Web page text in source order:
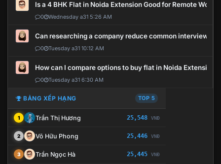
Is a 4 BHK Flat in Noida Extension Good for Remote Work?
0 Wednesday a31 5:26 AM
Can researching a company reduce common interview
0 Tuesday a31 10:12 AM
How can I compare options to buy flat in Noida Extension?
0 Tuesday a31 6:30 AM
BẢNG XẾP HẠNG TOP 5
1 Trần Thị Hương 25,548 VNĐ
2 Võ Hữu Phong 25,446 VNĐ
3 Trần Ngọc Hà 25,445 VNĐ